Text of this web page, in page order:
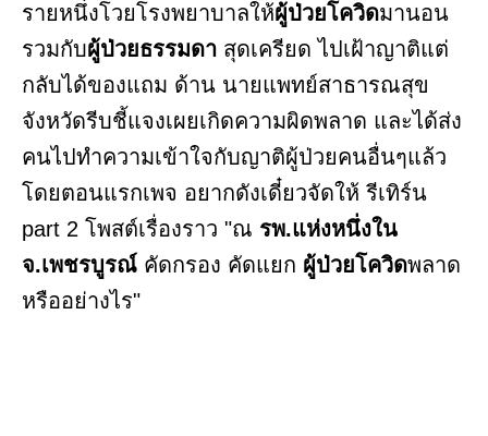
รายหนึ่งโวยโรงพยาบาลให้ผู้ป่วยโควิดมานอน
รวมกับผู้ป่วยธรรมดา สุดเครียด ไปเฝ้าญาติแต่
กลับได้ของแถม ด้าน นายแพทย์สาธารณสุข
จังหวัดรีบชี้แจงเผยเกิดความผิดพลาด และได้ส่ง
คนไปทำความเข้าใจกับญาติผู้ป่วยคนอื่นๆแล้ว
โดยตอนแรกเพจ อยากดังเดี๋ยวจัดให้ รีเทิร์น
part 2 โพสต์เรื่องราว "ณ รพ.แห่งหนึ่งใน
จ.เพชรบูรณ์ คัดกรอง คัดแยก ผู้ป่วยโควิดพลาด
หรืออย่างไร"